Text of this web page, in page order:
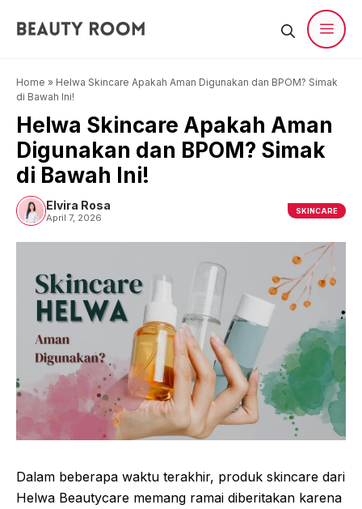
Home » Helwa Skincare Apakah Aman Digunakan dan BPOM? Simak
di Bawah Ini!
Helwa Skincare Apakah Aman
Digunakan dan BPOM? Simak
di Bawah Ini!
Elvira Rosa
April 7, 2026
SKINCARE
Dalam beberapa waktu terakhir, produk skincare dari
Helwa Beautycare memang ramai diberitakan karena